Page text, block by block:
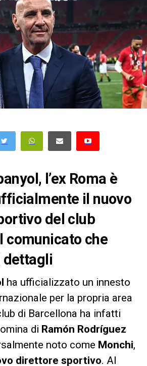
l’ex Roma è
il nuovo
del club
comunicato che
dettagli
ha ufficializzato un innesto
per la propria area
di Barcellona ha infatti
di Ramón Rodríguez
noto come Monchi,
direttore sportivo. Al